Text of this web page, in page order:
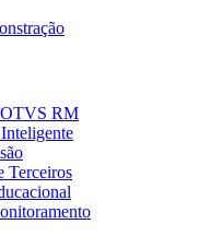
RM
Terceiros